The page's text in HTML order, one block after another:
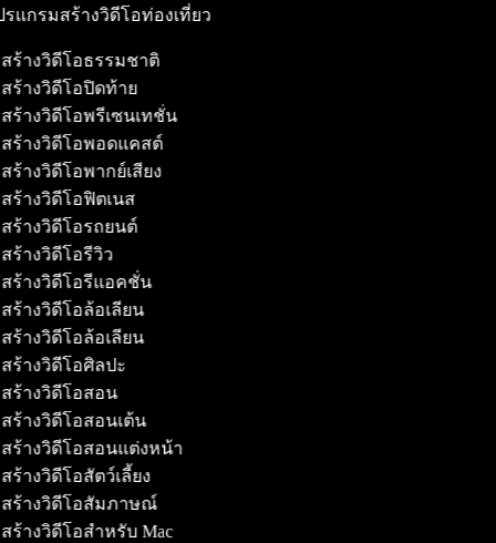
แกรมสร้างวิดีโอท่องเที่ยว
สร้างวิดีโอธรรมชาติ
สร้างวิดีโอปิดท้าย
สร้างวิดีโอพรีเซนเทชั่น
สร้างวิดีโอพอดแคสต์
ร้างวิดีโอพากย์เสียง
สร้างวิดีโอฟิตเนส
สร้างวิดีโอรถยนต์
ร้างวิดีโอรีวิว
สร้างวิดีโอรีแอคชั่น
สร้างวิดีโอล้อเลียน
สร้างวิดีโอล้อเลียน
สร้างวิดีโอศิลปะ
สร้างวิดีโอสอน
สร้างวิดีโอสอนเต้น
สร้างวิดีโอสอนแต่งหน้า
ร้างวิดีโอสัตว์เลี้ยง
สร้างวิดีโอสัมภาษณ์
สร้างวิดีโอสำหรับ Mac